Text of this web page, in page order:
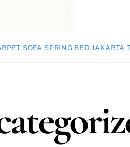
SOFA SPRING BED JAKARTA